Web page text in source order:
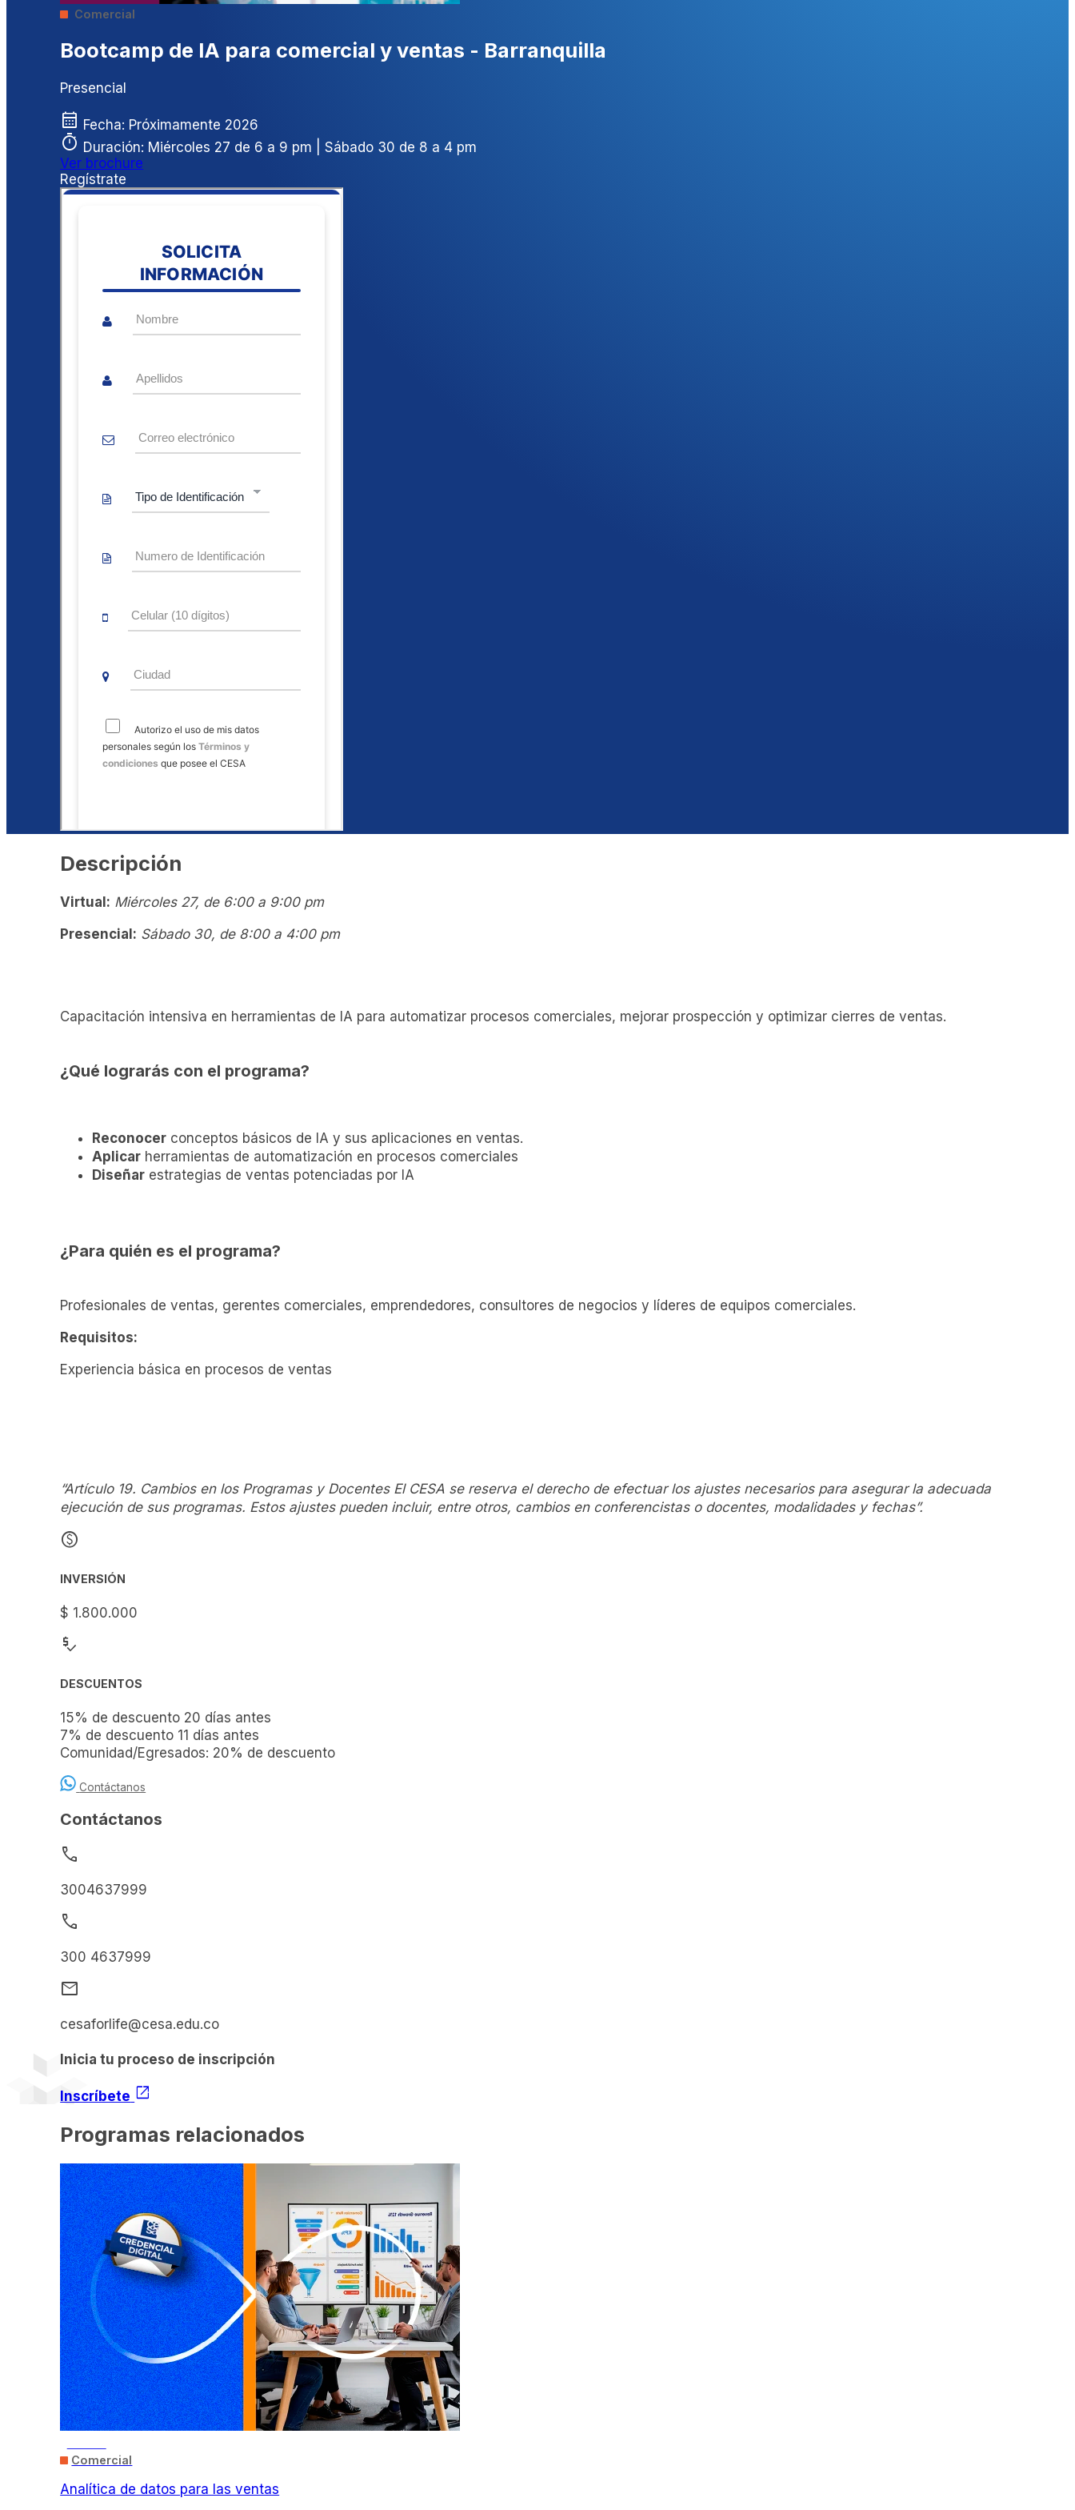
Comercial
Bootcamp de IA para comercial y ventas - Barranquilla
Presencial
calendar_month Fecha: Próximamente 2026
timer Duración: Miércoles 27 de 6 a 9 pm | Sábado 30 de 8 a 4 pm
Ver brochure
Regístrate
Descripción
Virtual: Miércoles 27, de 6:00 a 9:00 pm
Presencial: Sábado 30, de 8:00 a 4:00 pm
Capacitación intensiva en herramientas de IA para automatizar procesos comerciales, mejorar prospección y optimizar cierres de ventas.
¿Qué lograrás con el programa?
Reconocer conceptos básicos de IA y sus aplicaciones en ventas.
Aplicar herramientas de automatización en procesos comerciales
Diseñar estrategias de ventas potenciadas por IA
¿Para quién es el programa?
Profesionales de ventas, gerentes comerciales, emprendedores, consultores de negocios y líderes de equipos comerciales.
Requisitos:
Experiencia básica en procesos de ventas
“Artículo 19. Cambios en los Programas y Docentes El CESA se reserva el derecho de efectuar los ajustes necesarios para asegurar la adecuada
ejecución de sus programas. Estos ajustes pueden incluir, entre otros, cambios en conferencistas o docentes, modalidades y fechas”.
monetization_on
INVERSIÓN
$ 1.800.000
price_check
DESCUENTOS
15% de descuento 20 días antes
7% de descuento 11 días antes
Comunidad/Egresados: 20% de descuento
Contáctanos
Contáctanos
call
3004637999
call
300 4637999
mail
cesaforlife@cesa.edu.co
Inicia tu proceso de inscripción
Inscríbete open_in_new
Programas relacionados
Comercial
Analítica de datos para las ventas